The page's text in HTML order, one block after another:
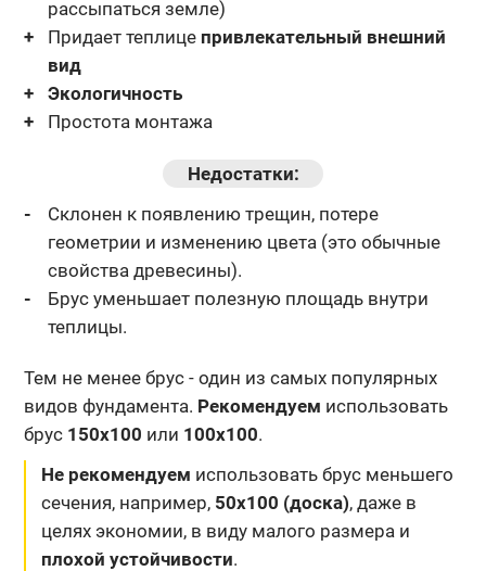
рассыпаться земле)
Придает теплице привлекательный внешний
вид
Экологичность
Простота монтажа
Недостатки:
Склонен к появлению трещин, потере
геометрии и изменению цвета (это обычные
свойства древесины).
Брус уменьшает полезную площадь внутри
теплицы.
Тем не менее брус - один из самых популярных
видов фундамента. Рекомендуем использовать
брус 150х100 или 100х100.
Не рекомендуем использовать брус меньшего
сечения, например, 50х100 (доска), даже в
целях экономии, в виду малого размера и
плохой устойчивости.